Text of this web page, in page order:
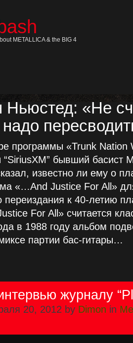
METALLICA & the BIG 4
Ньюстед: «Не
надо
программы «Trunk Nation
“SiriusXM” бывший басист
известно ли ему о
«…And Justice For All»
переиздания к 40-летию
For All» считается
в 1988 году альбом
партии бас-гитары…
журналу
20, 2012 by Dimon in